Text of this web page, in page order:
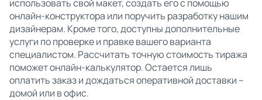
использовать свой макет, создать его с помощью
онлайн-конструктора или поручить разработку нашим
дизайнерам. Кроме того, доступны дополнительные
услуги по проверке и правке вашего варианта
специалистом. Рассчитать точную стоимость тиража
поможет онлайн-калькулятор. Остается лишь
оплатить заказ и дождаться оперативной доставки –
домой или в офис.